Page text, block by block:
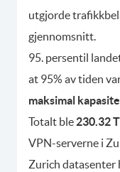
utgjorde
gjennomsnitt.
95. persentil
at 95% av tiden
maksimal
Totalt ble 230.32
VPN-serverne i
Zurich datasenter